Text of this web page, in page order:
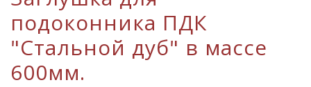
подоконника ПДК
"Стальной дуб" в массе
600мм.